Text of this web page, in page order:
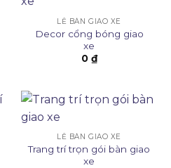
LỄ BÀN GIAO XE
Decor cổng bóng giao
xe
0 ₫
LỄ BÀN GIAO XE
Trang trí trọn gói bàn giao
xe